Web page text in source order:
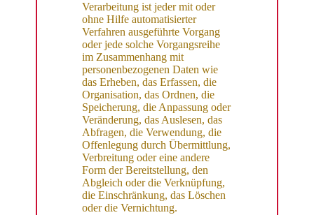
Verarbeitung ist jeder mit oder
ohne Hilfe automatisierter
Verfahren ausgeführte Vorgang
oder jede solche Vorgangsreihe
im Zusammenhang mit
personenbezogenen Daten wie
das Erheben, das Erfassen, die
Organisation, das Ordnen, die
Speicherung, die Anpassung oder
Veränderung, das Auslesen, das
Abfragen, die Verwendung, die
Offenlegung durch Übermittlung,
Verbreitung oder eine andere
Form der Bereitstellung, den
Abgleich oder die Verknüpfung,
die Einschränkung, das Löschen
oder die Vernichtung.